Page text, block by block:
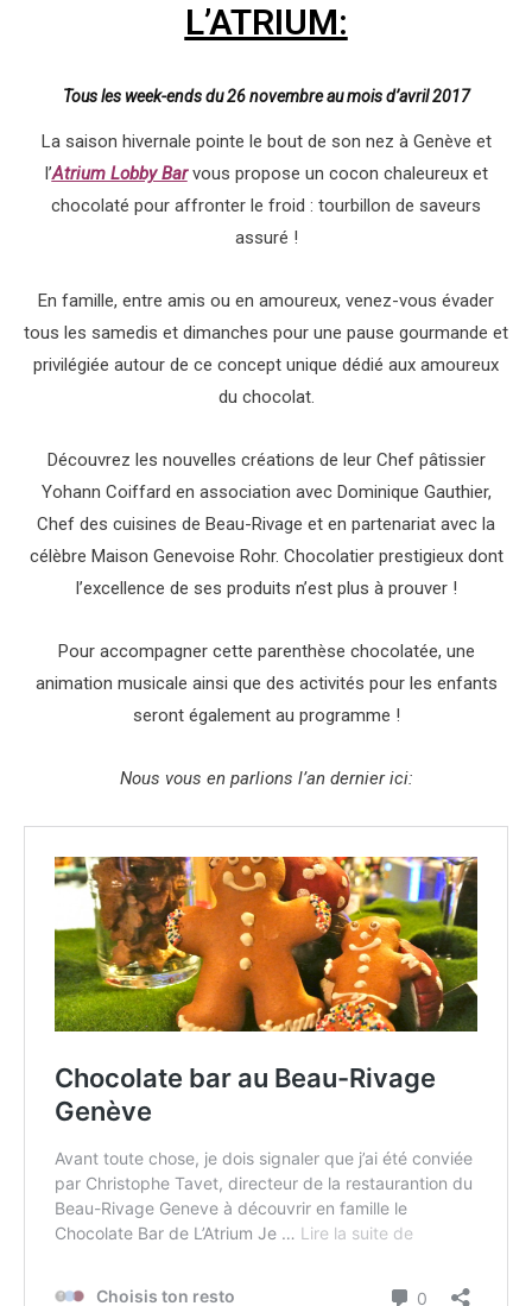
L’ATRIUM:
Tous les week-ends du 26 novembre au mois d’avril 2017
La saison hivernale pointe le bout de son nez à Genève et
l’Atrium Lobby Barvous propose un cocon chaleureux et
chocolaté pour affronter le froid : tourbillon de saveurs
assuré !
En famille, entre amis ou en amoureux, venez-vous évader
tous les samedis et dimanches pour une pause gourmande et
privilégiée autour de ce concept unique dédié aux amoureux
du chocolat.
Découvrez les nouvelles créations de leur Chef pâtissier
Yohann Coiffard en association avec Dominique Gauthier,
Chef des cuisines de Beau-Rivage et en partenariat avec la
célèbre Maison Genevoise Rohr. Chocolatier prestigieux dont
l’excellence de ses produits n’est plus à prouver !
Pour accompagner cette parenthèse chocolatée, une
animation musicale ainsi que des activités pour les enfants
seront également au programme !
Nous vous en parlions l’an dernier ici: